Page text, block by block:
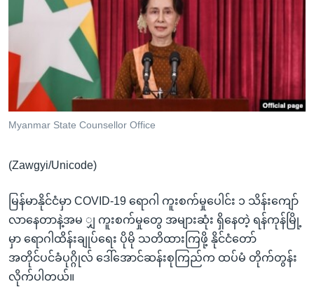
သို့
ကျော်
ကြည့်
ရန်
ရှာဖွေ
နေရာ
ကျော်
ရန်
သုတပဒေသာ အင်္ဂလိပ်စာ
Learning English
ဗွီအိုအေ လူမှုကွန်ယက်များ
ဘာသာစကားများ
Myanmar State Counsellor Office
(Zawgyi/Unicode)
မြန်မာနိုင်ငံမှာ COVID-19 ရောဂါ ကူးစက်မှုပေါင်း ၁ သိန်းကျော်
လာနေတာနဲ့အမ ျှ ကူးစက်မှုတွေ အများဆုံး ရှိနေတဲ့ ရန်ကုန်မြို့
မှာ ရောဂါထိန်းချုပ်ရေး ပိုမို သတိထားကြဖို့ နိုင်ငံတော်
အတိုင်ပင်ခံပုဂ္ဂိုလ် ဒေါ်အောင်ဆန်းစုကြည်က ထပ်မံ တိုက်တွန်း
လိုက်ပါတယ်။